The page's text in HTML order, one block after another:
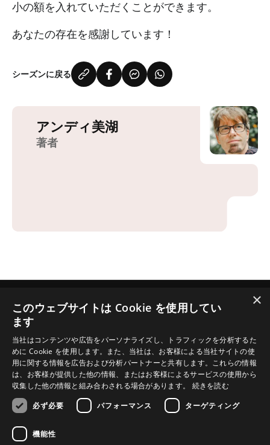
小の額を入れていただくことができます。
あなたの存在を感謝しています！
シーズンに戻る
アンディ美湖
著者
Jesus.net
Jesus.net（ジーザス・ドットネット）とは？
Jesus.net のパートナー団体
Jesus.net に参加しよう
私たちのプロジェクト
質問があります。
×
このウェブサイトは Cookie を使用してい
ます
当社はコンテンツや広告をパーソナライズし、トラフィックを分析するた
めに Cookie を使用します。また、当社は、お客様による当社サイトの使
用に関する情報を広告および分析パートナーと共有します。これらの情報
は、お客様が提供した他の情報、またはお客様によるサービスの使用から
収集した他の情報と組み合わされる場合があります。 続きを読む
必ず必要
パフォーマンス ターゲティング
機能性